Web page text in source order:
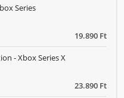
19.890 Ft
Series
23.890 Ft
- Xbox Series X